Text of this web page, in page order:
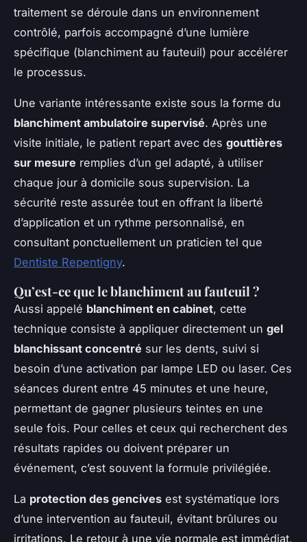
traitement se déroule dans un environnement
contrôlé, parfois accompagné d’une lumière
spécifique (blanchiment au fauteuil) pour accélérer
le processus.
Une variante intéressante existe sous la forme du
blanchiment ambulatoire supervisé. Après une
visite initiale, le patient repart avec des gouttières
sur mesure remplies d’un gel adapté, à utiliser
chaque jour à domicile sous supervision. La
sécurité reste assurée tout en offrant la liberté
d’application et un rythme personnalisé, en
consultant ponctuellement un praticien tel que
Dentiste Repentigny.
Qu’est-ce que le blanchiment au fauteuil ?
Aussi appelé blanchiment en cabinet, cette
technique consiste à appliquer directement un gel
blanchissant concentré sur les dents, suivi si
besoin d’une activation par lampe LED ou laser. Ces
séances durent entre 45 minutes et une heure,
permettant de gagner plusieurs teintes en une
seule fois. Pour celles et ceux qui recherchent des
résultats rapides ou doivent préparer un
événement, c’est souvent la formule privilégiée.
La protection des gencives est systématique lors
d’une intervention au fauteuil, évitant brûlures ou
irritations. Le retour à une vie normale est immédiat,